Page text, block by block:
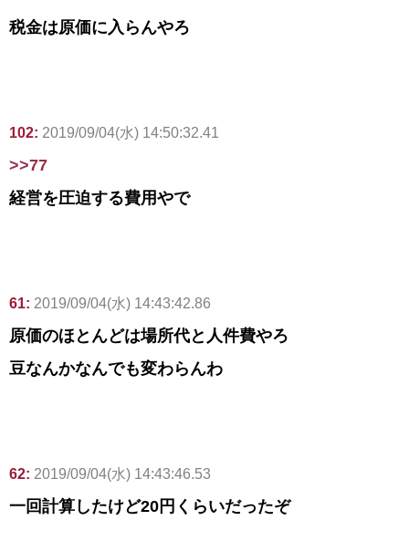
税金は原価に入らんやろ
102: 2019/09/04(水) 14:50:32.41
>>77
経営を圧迫する費用やで
61: 2019/09/04(水) 14:43:42.86
原価のほとんどは場所代と人件費やろ
豆なんかなんでも変わらんわ
62: 2019/09/04(水) 14:43:46.53
一回計算したけど20円くらいだったぞ